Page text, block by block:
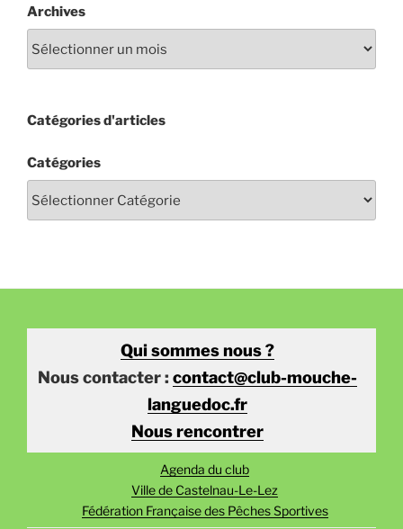
Archives
Catégories d'articles
Catégories
Qui sommes nous ?
Nous contacter : contact@club-mouche-
languedoc.fr
Nous rencontrer
Agenda du club
Ville de Castelnau-Le-Lez
Fédération Française des Pêches Sportives